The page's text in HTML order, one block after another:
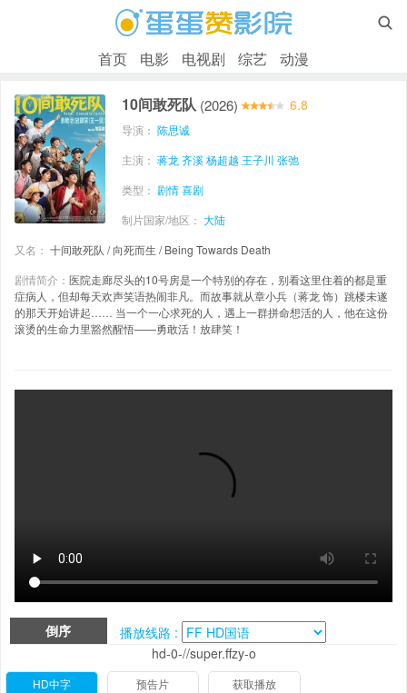

首页 电影 电视剧 综艺 动漫
10间敢死队 (2026) 6.8
导演： 陈思诚
主演： 蒋龙齐溪杨超越 王子川 张弛
类型： 剧情喜剧
制片国家/地区： 大陆
又名： 十间敢死队 / 向死而生 / Being Towards Death
剧情简介： 医院走廊尽头的10号房是一个特别的存在，别看这里住着的都是重
症病人，但却每天欢声笑语热闹非凡。而故事就从章小兵（蒋龙 饰）跳楼未遂
的那天开始讲起…… 当一个一心求死的人，遇上一群拼命想活的人，他在这份
滚烫的生命力里豁然醒悟——勇敢活！放肆笑！
倒序
播放线路 :
hd-0-//super.ffzy-o
HD中字 预告片 获取播放